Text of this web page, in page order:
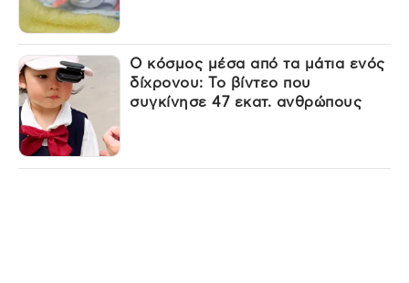
Ο κόσμος μέσα από τα μάτια ενός
δίχρονου: Το βίντεο που
συγκίνησε 47 εκατ. ανθρώπους